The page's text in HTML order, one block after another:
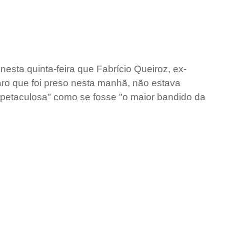
quinta-feira que Fabrício Queiroz, ex-
que foi preso nesta manhã, não estava
como se fosse "o maior bandido da